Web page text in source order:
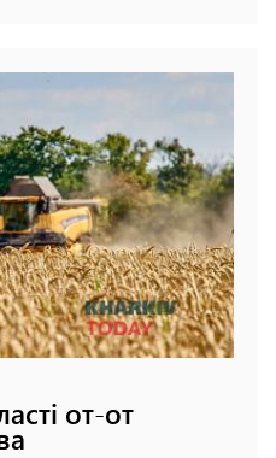
от-от